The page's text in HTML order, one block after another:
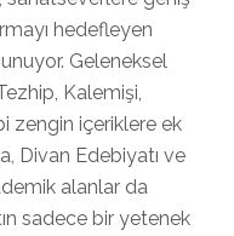
hedefleyen
Geleneksel
Kalemişi,
zengin içeriklere ek
Divan Edebiyatı ve
alanlar da
sadece bir yetenek